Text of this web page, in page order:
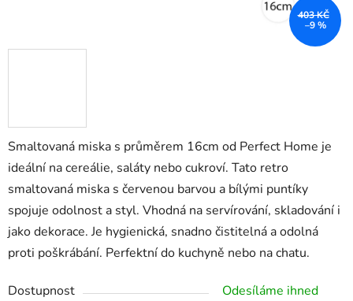
Smaltovaná miska s průměrem 16cm od Perfect Home je
ideální na cereálie, saláty nebo cukroví. Tato retro
smaltovaná miska s červenou barvou a bílými puntíky
spojuje odolnost a styl. Vhodná na servírování, skladování i
jako dekorace. Je hygienická, snadno čistitelná a odolná
proti poškrábání. Perfektní do kuchyně nebo na chatu.
Dostupnost
Odesíláme ihned
403 KČ
–9 %